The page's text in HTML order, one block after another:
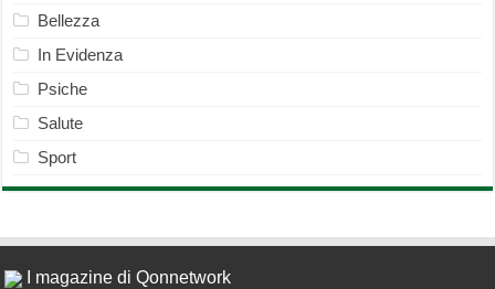
Bellezza
In Evidenza
Psiche
Salute
Sport
I magazine di Qonnetwork